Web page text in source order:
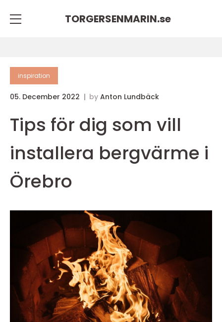
TORGERSENMARIN.se
inspiration
05. December 2022 by Anton Lundbäck
Tips för dig som vill
installera bergvärme i
Örebro